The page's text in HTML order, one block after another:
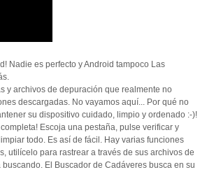
Nadie es perfecto y Android tampoco Las
y archivos de depuración que realmente no
descargadas. No vayamos aquí... Por qué no
su dispositivo cuidado, limpio y ordenado :-)!
Escoja una pestaña, pulse verificar y
todo. Es así de fácil. Hay varias funciones
utilícelo para rastrear a través de sus archivos de
El Buscador de Cadáveres busca en su